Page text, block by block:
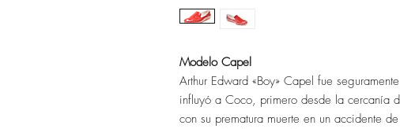
Modelo Capel
Arthur Edward «Boy» Capel fue
influyó a Coco, primero desde la cercanía
con su prematura muerte en un accidente